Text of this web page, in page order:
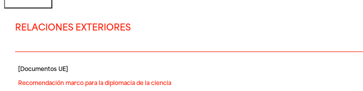
RELACIONES EXTERIORES
[Documentos UE]
Recomendación marco para la diplomacia de la ciencia